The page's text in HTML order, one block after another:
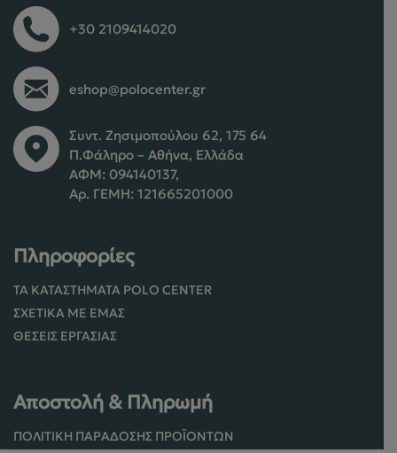
+30 2109414020
eshop@polocenter.gr
Συντ. Ζησιμοπούλου 62, 175 64
Π.Φάληρο – Αθήνα, Ελλάδα
ΑΦΜ: 094140137,
Αρ. ΓΕΜΗ: 121665201000
Πληροφορίες
ΤΑ ΚΑΤΑΣΤΉΜΑΤΑ POLO CENTER
ΣΧΕΤΙΚΆ ΜΕ ΕΜΆΣ
ΘΈΣΕΙΣ ΕΡΓΑΣΊΑΣ
Αποστολή & Πληρωμή
ΠΟΛΙΤΙΚΉ ΠΑΡΆΔΟΣΗΣ ΠΡΟΪΌΝΤΩΝ